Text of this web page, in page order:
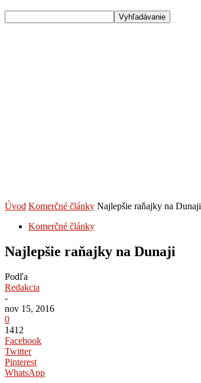
Úvod Komerčné články Najlepšie raňajky na Dunaji
Komerčné články
Najlepšie raňajky na Dunaji
Podľa
Redakcia
-
nov 15, 2016
0
1412
Facebook
Twitter
Pinterest
WhatsApp